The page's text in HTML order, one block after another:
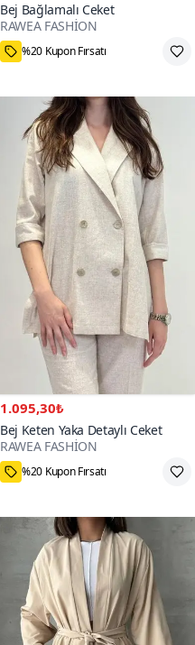
Bej Bağlamalı Ceket
RAWEA FASHİON
%20 Kupon Fırsatı
1.095,30₺
Bej Keten Yaka Detaylı Ceket
RAWEA FASHİON
%20 Kupon Fırsatı